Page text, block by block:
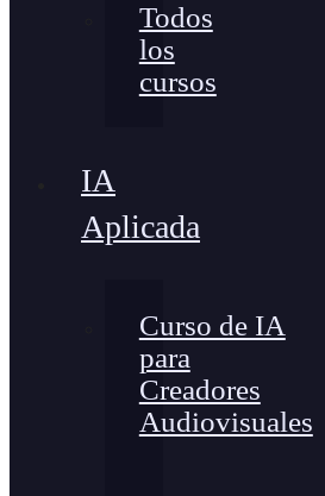
Todos
los
cursos
IA
Aplicada
Curso de IA
para
Creadores
Audiovisuales